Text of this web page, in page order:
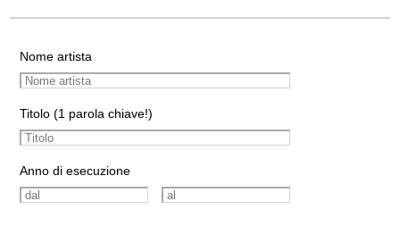
Nome artista
Titolo (1 parola chiave!)
Anno di esecuzione